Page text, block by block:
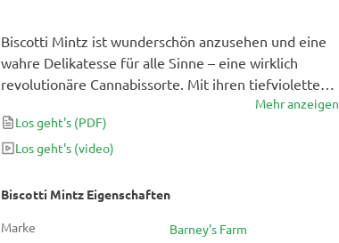
Biscotti Mintz Eigenschaften
Marke
Barney's Farm
Biscotti Mintz ist wunderschön anzusehen und eine
wahre Delikatesse für alle Sinne – eine wirklich
revolutionäre Cannabissorte. Mit ihren tiefvioletten
Farbtönen und den leuchtend orangenen
Harzkristallen scheinen die klobigen Colas dieser
Sorte wie nicht von dieser Welt. Die Pflanze wird zu
für eine aufregende Mischung aus Kreativität und
Geschmacklich erinnert Biscotti Mintz an
Mehr anzeigen
Los geht's (PDF)
Los geht's (video)